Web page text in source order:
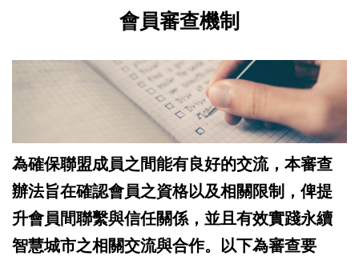
會員審查機制
為確保聯盟成員之間能有良好的交流，本審查
辦法旨在確認會員之資格以及相關限制，俾提
升會員間聯繫與信任關係，並且有效實踐永續
智慧城市之相關交流與合作。以下為審查要